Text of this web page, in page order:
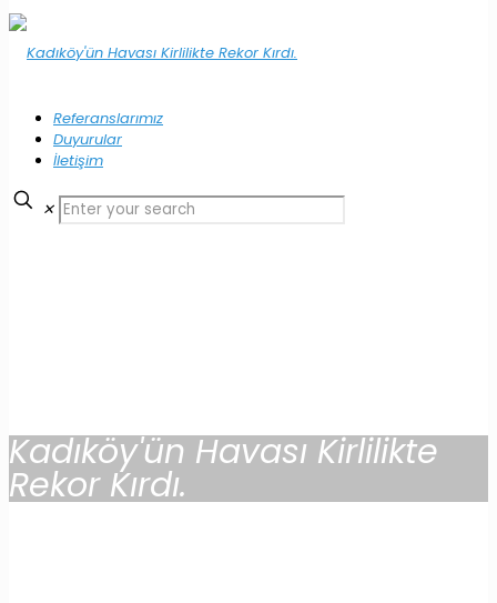
Referanslarımız
Duyurular
İletişim
✕
Kadıköy'ün Havası Kirlilikte
Rekor Kırdı.